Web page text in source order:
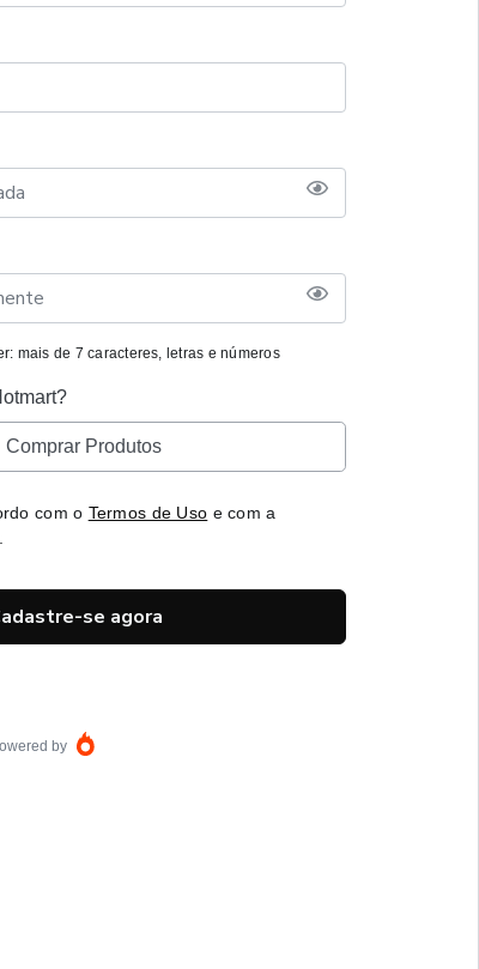
mais de 7 caracteres, letras e números
Comprar Produtos
com o Termos de Uso e com a
se agora
by